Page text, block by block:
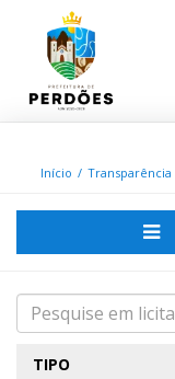
Início Transparência
TIPO